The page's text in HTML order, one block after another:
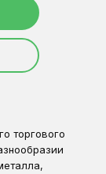
торгового